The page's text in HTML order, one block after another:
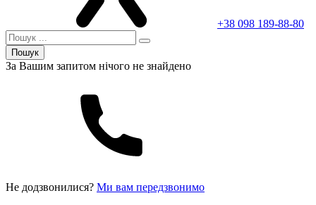
+38 098 189-88-80
Пошук
За Вашим запитом нічого не знайдено
Не додзвонилися? Ми вам передзвонимо